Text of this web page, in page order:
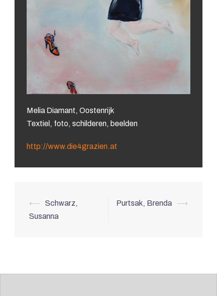
Melia Diamant, Oostenrijk
Textiel, foto, schilderen, beelden
http://www.die4grazien.at
⟵
Schwarz,
Susanna
Purtsak, Brenda ⟶